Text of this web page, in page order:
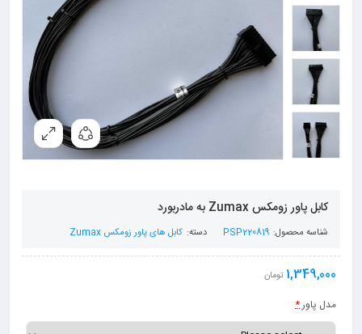
کابل پاور زومکس Zumax به مادربورد
شناسه محصول: PSP220819 دسته: کابل های پاور زومکس Zumax
1,349,000 تومان
مدل پاور*